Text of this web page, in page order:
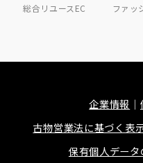
総合リユースEC
ファッ
企業情報
古物営業法に基づく表
保有個人デー